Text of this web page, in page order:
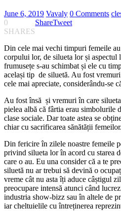
June 6, 2019 Vavaly 0 Comments
0
SHARES
ShareTweet
Din cele mai vechi timpuri femeile
corpului lor, de silueta lor și aspectul
frumusețe s-au schimbat și ele cu
același tip de siluetă. Au fost
cele mai apreciate, considerându-se
Au fost însă și vremuri în care
pielea albă că fârtia erau simbolurile
clase sociale. Dar toate astea se
chiar cu sacrificarea sănătății femeilor.
Din fericire în zilele noastre femeile
privind silueta lor în acord cu starea
care o au. Eu una consider că a te
siluetă nu ar trebui să devină o
vreme cât nu asta îți aduce câștigul
preocupare intensă atunci când
industria show-bizz sau în altele de
iar cheltuielile cu întreținerea